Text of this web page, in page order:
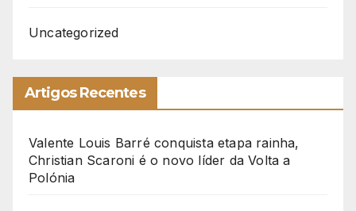
Uncategorized
Artigos Recentes
Valente Louis Barré conquista etapa rainha,
Christian Scaroni é o novo líder da Volta a
Polónia